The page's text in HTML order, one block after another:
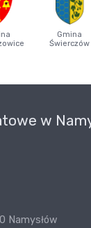
Gmina
Świerczów
w
Namysłów